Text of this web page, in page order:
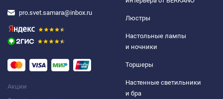
pro.svet.samara@inbox.ru
Акции
Люстры
Настольные лампы
и ночники
Торшеры
Настенные светильники
и бра